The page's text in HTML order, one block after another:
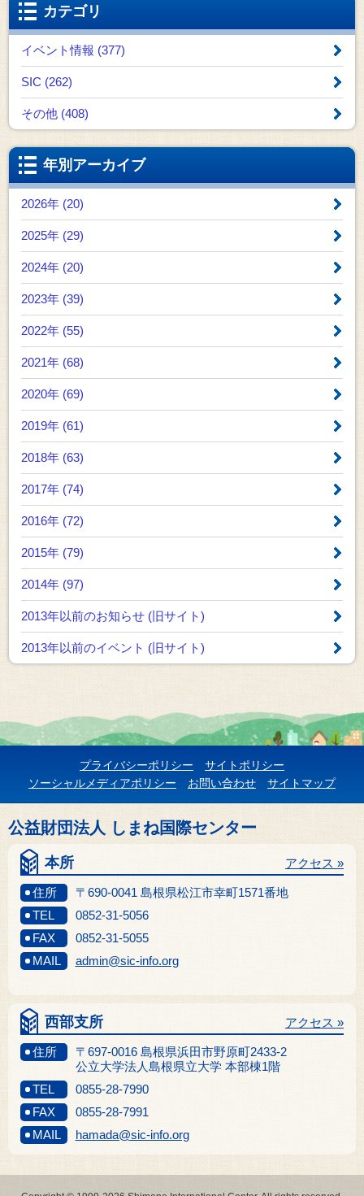
カテゴリ
イベント情報 (377)
SIC (262)
その他 (408)
年別アーカイブ
2026年 (20)
2025年 (29)
2024年 (20)
2023年 (39)
2022年 (55)
2021年 (68)
2020年 (69)
2019年 (61)
2018年 (63)
2017年 (74)
2016年 (72)
2015年 (79)
2014年 (97)
2013年以前のお知らせ (旧サイト)
2013年以前のイベント (旧サイト)
プライバシーポリシー
サイトポリシー
ソーシャルメディアポリシー
お問い合わせ サイトマップ
公益財団法人 しまね国際センター
本所
住所 〒690-0041 島根県松江市幸町1571番地
アクセス »
TEL
0852-31-5056
FAX
0852-31-5055
MAIL
admin@sic-info.org
西部支所
住所
〒697-0016 島根県浜田市野原町2433-2
公立大学法人島根県立大学 本部棟1階
アクセス »
TEL
0855-28-7990
FAX
0855-28-7991
MAIL
hamada@sic-info.org